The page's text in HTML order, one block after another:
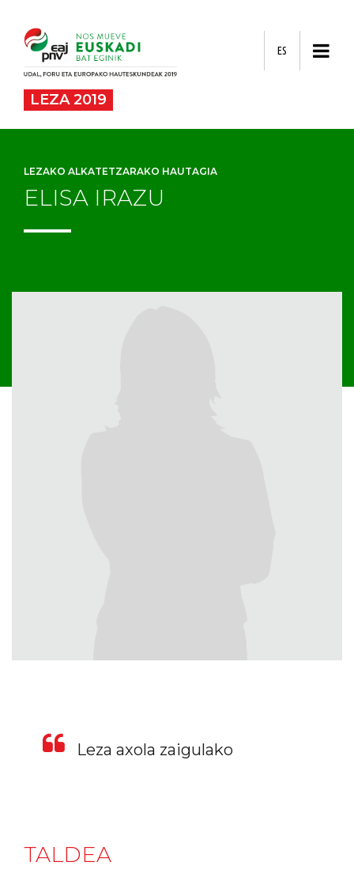
ES
LEZA 2019
LEZAKO ALKATETZARAKO HAUTAGIA
ELISA IRAZU
Leza axola zaigulako
TALDEA